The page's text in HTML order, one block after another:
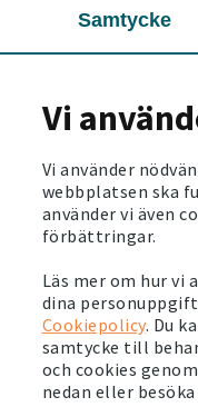
Samtycke
Vi
Vi använder
webbplatsen ska
använder vi även
förbättringar.
Läs mer om hur vi
dina
Cookiepolicy. Du
samtycke till
och cookies
nedan eller
– Det är en stor ökning
områdena. Vi ska vara
som sker från relativt
SENASTE NYTT
Stort intresse för
Strömsnäsbruk
Läs mer
2021-06-23